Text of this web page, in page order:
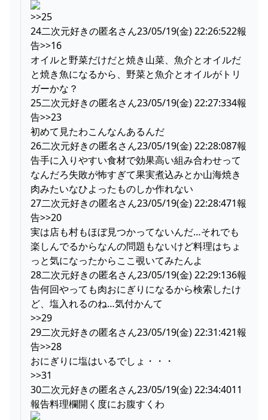
>>25
24二次元好きの匿名さん23/05/19(金) 22:26:522報
告>>16
オイルと野菜だけだと焼き山菜、魚介とオイルだ
と焼き魚になるから、野菜と魚介とオイルがトリ
ガーかな？
25二次元好きの匿名さん23/05/19(金) 22:27:334報
告>>23
初めて見たわこんなんあるんだ
26二次元好きの匿名さん23/05/19(金) 22:28:087報
告手に入りやすい食材で効果高い組み合わせって
なんだろ失敗が怖すぎて果実煮込みとか山海焼き
肉みたいなひよったものしか作れない
27二次元好きの匿名さん23/05/19(金) 22:28:471報
告>>20
実は店も村もほぼ見つかってないんだ…それでも
楽しんでるからなんの問題もないけど料理はちょ
っと気になったからここ覗いてみたんよ
28二次元好きの匿名さん23/05/19(金) 22:29:136報
告何回やっても肉おにぎりになるから検索したけ
ど、塩入れるのね…気付かんて
>>29
29二次元好きの匿名さん23/05/19(金) 22:31:421報
告>>28
おにぎりに塩はいるでしょ・・・
>>31
30二次元好きの匿名さん23/05/19(金) 22:34:4011
報告料理欄開く度にお腹すくわ